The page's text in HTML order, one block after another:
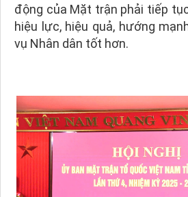
động của Mặt trận phải tiếp
hiệu lực, hiệu quả, hướng
vụ Nhân dân tốt hơn.